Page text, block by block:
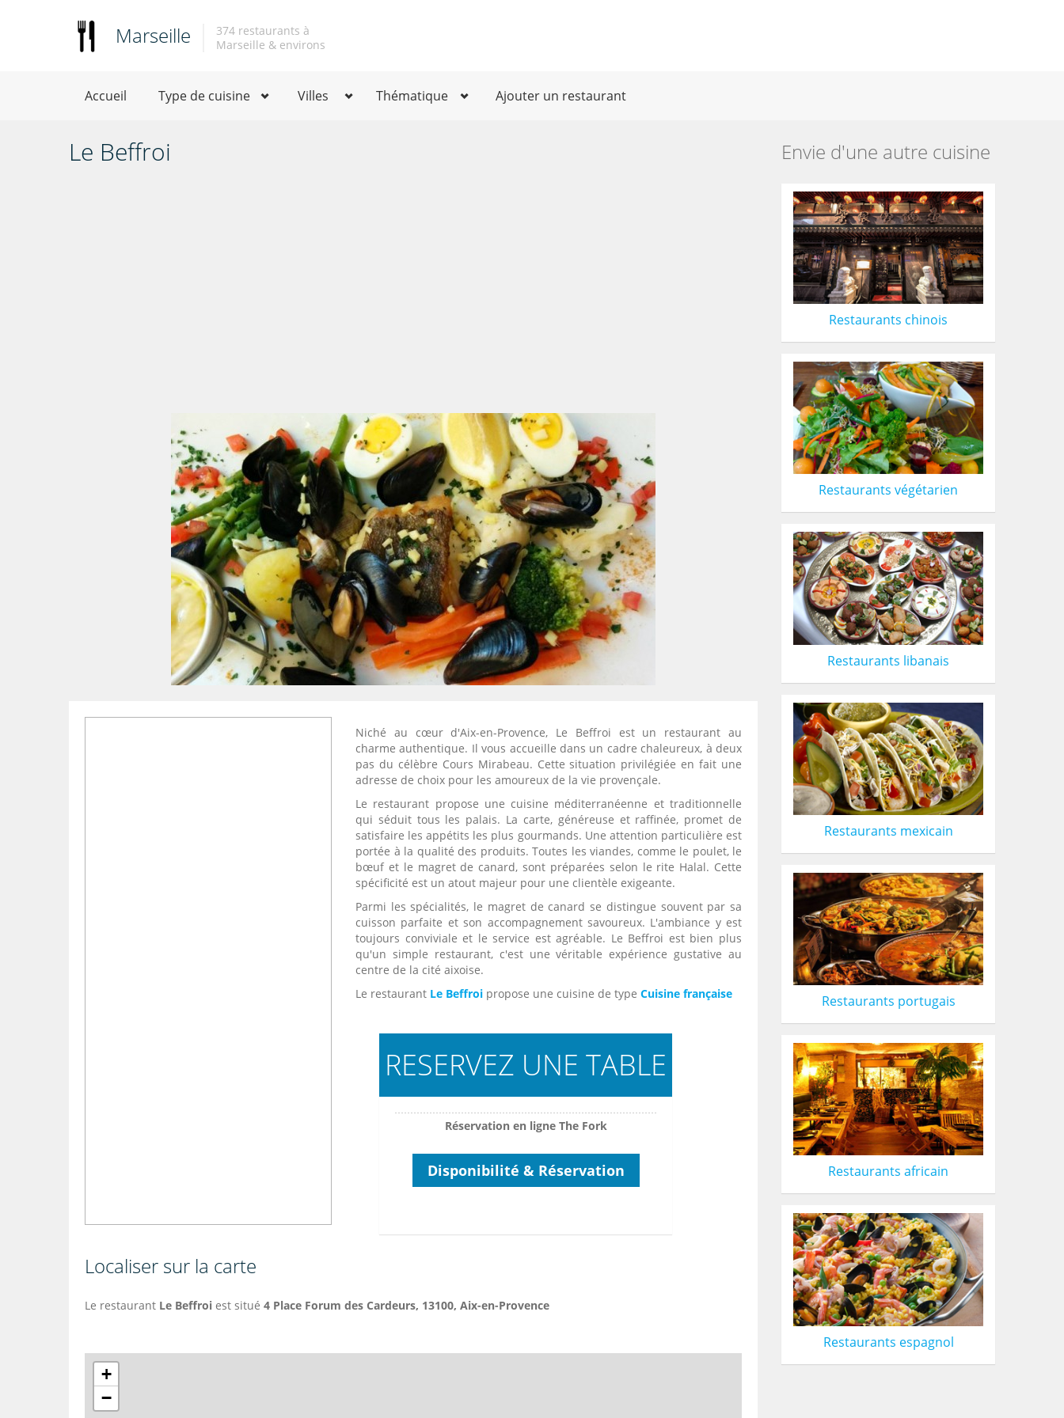
Marseille
374 restaurants à
Marseille & environs
Accueil Type de cuisine Villes Thématique Ajouter un restaurant
Le Beffroi
Niché au cœur d'Aix-en-Provence, Le Beffroi est un restaurant au
charme authentique. Il vous accueille dans un cadre chaleureux, à deux
pas du célèbre Cours Mirabeau. Cette situation privilégiée en fait une
adresse de choix pour les amoureux de la vie provençale.
Le restaurant propose une cuisine méditerranéenne et traditionnelle
qui séduit tous les palais. La carte, généreuse et raffinée, promet de
satisfaire les appétits les plus gourmands. Une attention particulière est
portée à la qualité des produits. Toutes les viandes, comme le poulet, le
bœuf et le magret de canard, sont préparées selon le rite Halal. Cette
spécificité est un atout majeur pour une clientèle exigeante.
Parmi les spécialités, le magret de canard se distingue souvent par sa
cuisson parfaite et son accompagnement savoureux. L'ambiance y est
toujours conviviale et le service est agréable. Le Beffroi est bien plus
qu'un simple restaurant, c'est une véritable expérience gustative au
centre de la cité aixoise.
Le restaurant Le Beffroi propose une cuisine de type Cuisine française
RESERVEZ UNE TABLE
Réservation en ligne The Fork
Disponibilité & Réservation
Localiser sur la carte
Le restaurant Le Beffroi est situé 4 Place Forum des Cardeurs, 13100, Aix-en-Provence
+
−
Envie d'une autre cuisine
Restaurants chinois
Restaurants végétarien
Restaurants libanais
Restaurants mexicain
Restaurants portugais
Restaurants africain
Restaurants espagnol